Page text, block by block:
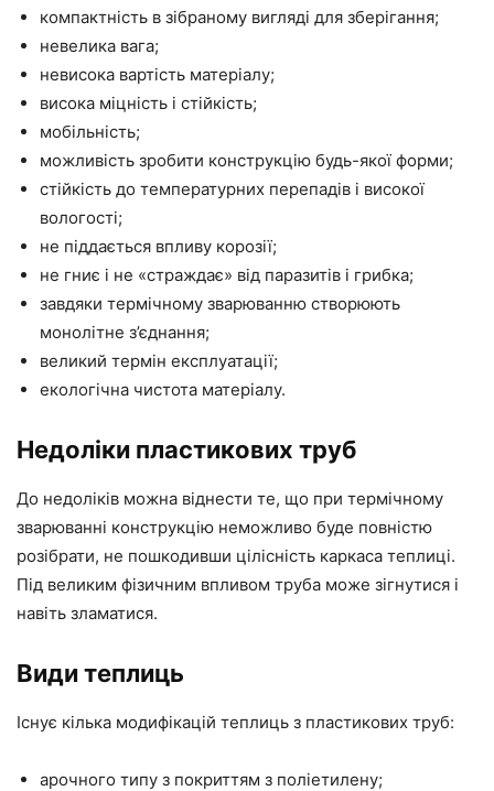
компактність в зібраному вигляді для зберігання;
невелика вага;
невисока вартість матеріалу;
висока міцність і стійкість;
мобільність;
можливість зробити конструкцію будь-якої форми;
стійкість до температурних перепадів і високої
вологості;
не піддається впливу корозії;
не гниє і не «страждає» від паразитів і грибка;
завдяки термічному зварюванню створюють
монолітне з’єднання;
великий термін експлуатації;
екологічна чистота матеріалу.
Недоліки пластикових труб
До недоліків можна віднести те, що при термічному
зварюванні конструкцію неможливо буде повністю
розібрати, не пошкодивши цілісність каркаса теплиці.
Під великим фізичним впливом труба може зігнутися і
навіть зламатися.
Види теплиць
Існує кілька модифікацій теплиць з пластикових труб:
арочного типу з покриттям з поліетилену;